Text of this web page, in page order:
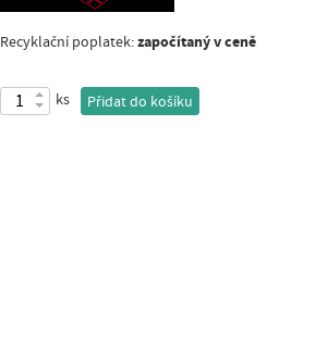
Recyklační poplatek:započítaný v ceně
ks Přidat do košíku